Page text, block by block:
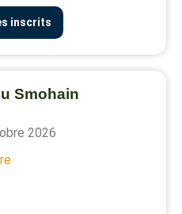
inscrits
Smohain
2026